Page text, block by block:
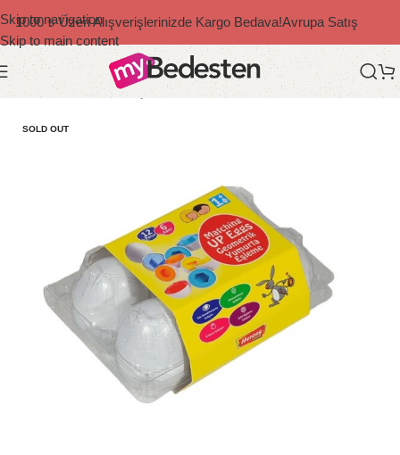
Skip to navigation
Skip to main content
1000 ₺ Üzeri Alışverişlerinizde Kargo Bedava!Avrupa Satış
Ana Sayfa Bedesten Çocuk Eğitici Oyuncak
SOLD OUT